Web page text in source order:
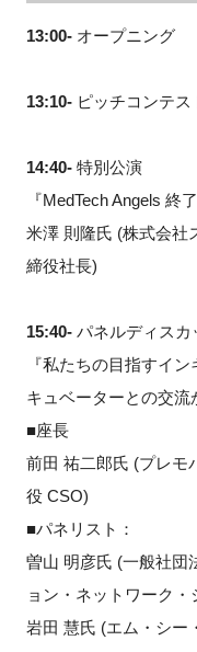
13:00- オープニング
13:10- ピッチコンテス
14:40- 特別公演
『MedTech Angels 終
米澤 則隆氏 (株式会社
締役社長)
15:40- パネルディスカ
『私たちの目指すイ
キュベーターとの交流
■座長
前田 祐二郎氏 (プレモ
役 CSO)
■パネリスト：
曽山 明彦氏 (一般社団
ョン・ネットワーク
岩田 慧氏 (エム・シー